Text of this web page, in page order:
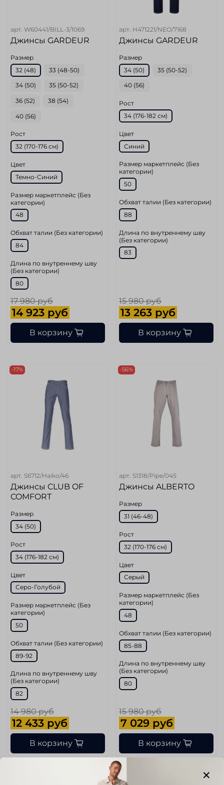
арт. W60441/BILL-3/1069
Джинсы GARDEUR
Размер
32 (48)
33 (48-50)
34 (50) 35 (50-52)
36 (52) 38 (54)
40 (56)
Рост
32 (170-176 cм)
Цвет
Темно-Синий
Размер маркетплейс (Без
категории)
48
Обхват талии (Без категории)
84
Длина по внутреннему шву
(Без категории)
80
17 980 руб
14 923 руб
В корзину
арт. H471221/NEO/7168
Джинсы GARDEUR
Размер
34 (50)
35 (50-52)
40 (56)
Рост
34 (176-182 см)
Цвет
Синий
Размер маркетплейс (Без
категории)
50
Обхват талии (Без категории)
88
Длина по внутреннему шву
(Без категории)
83
15 980 руб
13 263 руб
В корзину
-17%
арт. S6712/Haiko/46
Джинсы CLUB OF
COMFORT
Размер
34 (50)
Рост
34 (176-182 см)
Цвет
Серо-Голубой
Размер маркетплейс (Без
категории)
50
Обхват талии (Без категории)
89-92
Длина по внутреннему шву
(Без категории)
82
14 980 руб
12 433 руб
В корзину
-56%
арт. S1318/Pipe/045
Джинсы ALBERTO
Размер
31 (46-48)
Рост
32 (170-176 cм)
Цвет
Серый
Размер маркетплейс (Без
категории)
48
Обхват талии (Без категории)
85-88
Длина по внутреннему шву
(Без категории)
80
15 980 руб
7 029 руб
В корзину
-45%